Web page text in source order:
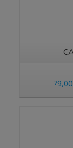
79,00